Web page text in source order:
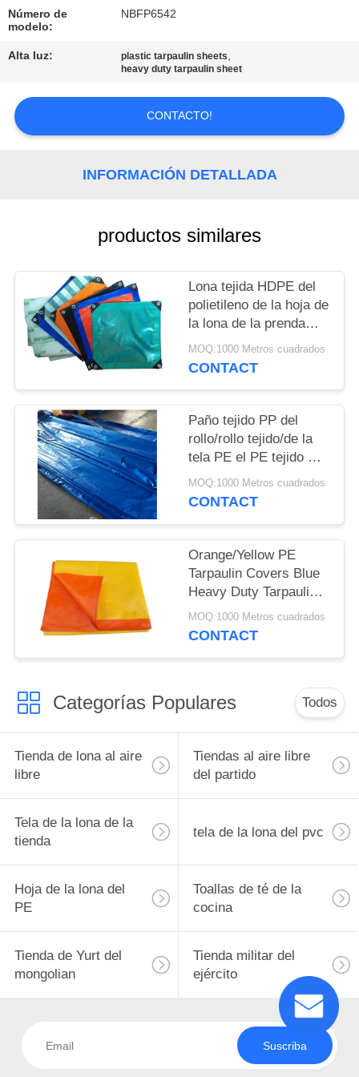
CONTROL
DE
ÉNTRENOS
MAPA
DEL
SITIO
PRIVACY
POLICY
Número de
modelo:
NBFP6542
Alta luz: plastic tarpaulin sheets,
heavy duty tarpaulin sheet
CONTACTO!
INFORMACIÓN DETALLADA
productos similares
Lona tejida HDPE del
polietileno de la hoja de
la lona de la prenda
impermeable PE de la
laminación de la tela
MOQ:1000 Metros cuadrados
CONTACT
Paño tejido PP del
rollo/rollo tejido/de la
tela PE el PE tejido PE
de la tela (lona del PE)
MOQ:1000 Metros cuadrados
CONTACT
Orange/Yellow PE
Tarpaulin Covers Blue
Heavy Duty Tarpaulins
Waterproof Ground
Sheet Cover
MOQ:1000 Metros cuadrados
CONTACT
Categorías Populares Todos
Tienda de lona al aire
libre
Tiendas al aire libre
del partido
Tela de la lona de la
tienda
tela de la lona del pvc
Hoja de la lona del
PE
Toallas de té de la
cocina
Tienda de Yurt del
mongolian
Tienda militar del
ejército
Suscriba